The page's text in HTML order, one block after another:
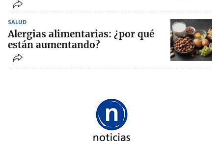
SALUD
Alergias alimentarias: ¿por qué
están aumentando?